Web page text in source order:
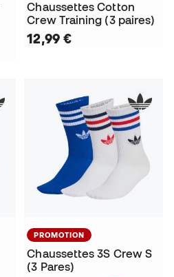
Chaussettes Cotton
Crew Training (3 paires)
12,99 €
PROMOTION
Chaussettes 3S Crew S
(3 Pares)